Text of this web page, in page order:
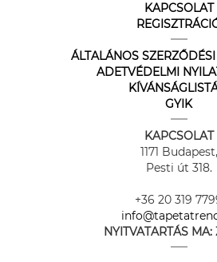
KAPCSOLAT
ÁLTALÁNOS SZERZŐDÉSI
ADETVÉDELMI
GYIK
KAPCSOLAT
1171 Budapest,
Pesti út 318.
+36 20 319
NYITVATARTÁS MA: